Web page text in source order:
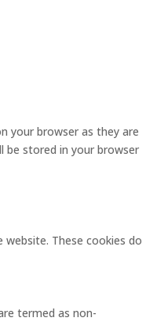
your browser as they are
be stored in your browser
These cookies do
termed as non-